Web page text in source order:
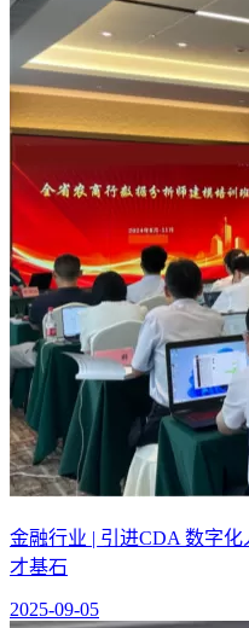
金融行业 | 引进CDA 数字
才基石
2025-09-05